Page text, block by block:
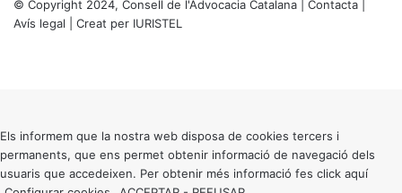
© Copyright 2024, Consell de l'Advocacia Catalana | Contacta
Avís legal | Creat per IURISTEL
button
Els informem que la nostra web disposa de cookies tercers i
permanents, que ens permet obtenir informació de navegació dels
usuaris que accedeixen. Per obtenir més informació fes click aquí